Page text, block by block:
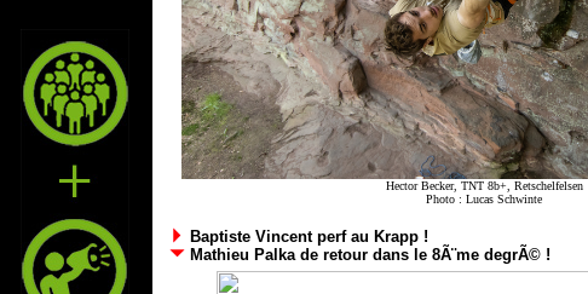
Hector Becker, TNT 8b+, Retschelfelsen
Photo : Lucas Schwinte
Baptiste Vincent perf au Krapp !
Mathieu Palka de retour dans le 8Ã¨me degrÃ© !